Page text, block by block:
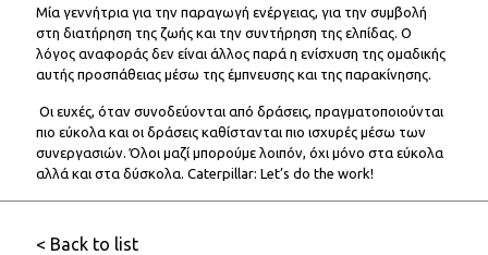
Mία γεννήτρια για την παραγωγή ενέργειας, για την συμβολή
στη διατήρηση της ζωής και την συντήρηση της ελπίδας. Ο
λόγος αναφοράς δεν είναι άλλος παρά η ενίσχυση της ομαδικής
αυτής προσπάθειας μέσω της έμπνευσης και της παρακίνησης.
Οι ευχές, όταν συνοδεύονται από δράσεις, πραγματοποιούνται
πιο εύκολα και οι δράσεις καθίστανται πιο ισχυρές μέσω των
συνεργασιών. Όλοι μαζί μπορούμε λοιπόν, όχι μόνο στα εύκολα
αλλά και στα δύσκολα. Caterpillar: Let’s do the work!
< Back to list